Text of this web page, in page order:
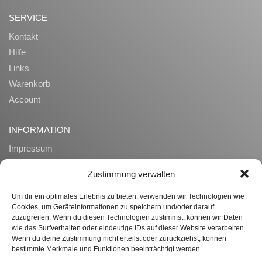
Zustimmung verwalten
Um dir ein optimales Erlebnis zu bieten, verwenden wir Technologien wie
Cookies, um Geräteinformationen zu speichern und/oder darauf
zuzugreifen. Wenn du diesen Technologien zustimmst, können wir Daten
wie das Surfverhalten oder eindeutige IDs auf dieser Website verarbeiten.
Wenn du deine Zustimmung nicht erteilst oder zurückziehst, können
bestimmte Merkmale und Funktionen beeinträchtigt werden.
SERVICE
Kontakt
Hilfe
Links
Warenkorb
Account
INFORMATION
Impressum
Zahlung und Lieferung
Widerrufsrecht
Ueber uns